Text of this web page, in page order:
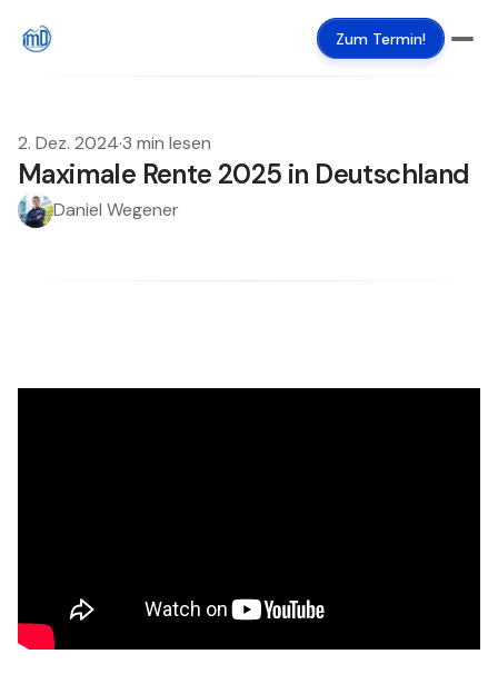
Zum Termin!
2. Dez. 2024·3 min lesen
Maximale Rente 2025 in Deutschland
Daniel Wegener